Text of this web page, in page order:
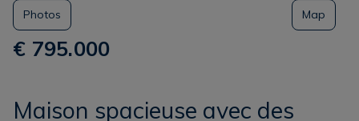
Maison spacieuse avec des
€ 795.000
Photos Map